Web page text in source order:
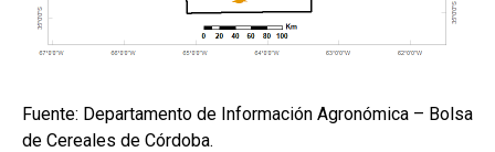
Fuente: Departamento de Información Agronómica – Bolsa
de Cereales de Córdoba.